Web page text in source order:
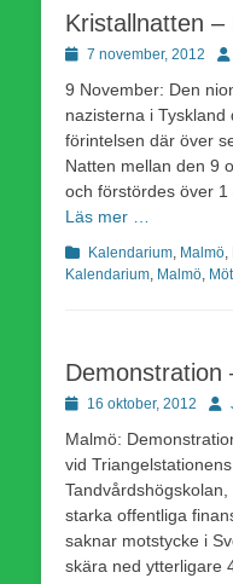
Kristallnatten
Publicerad
7 november, 2012
9 November: Den
nazisterna i
förintelsen där över
Natten mellan den 9
och förstördes över 1
Läs mer …
Kategorier
Kalendarium Malmö
Kalendarium Malmö
Demonstration
Publicerad
16 oktober, 2012
Malmö:
vid
starka offentliga
saknar motstycke i
skära ned ytterligare